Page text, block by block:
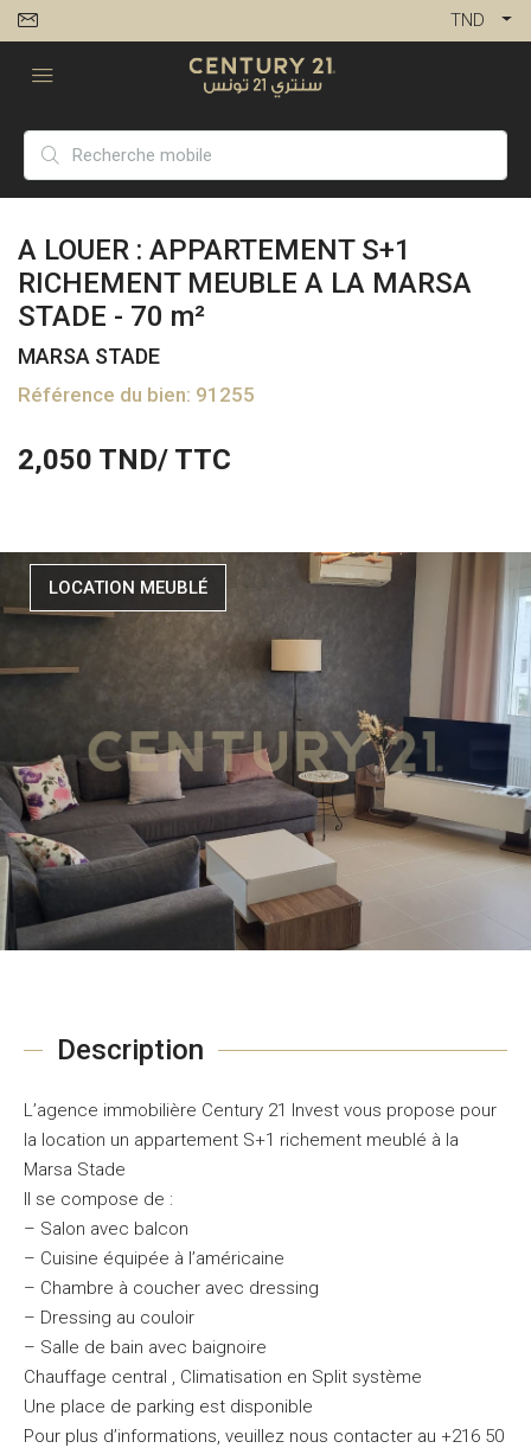
TND
A LOUER : APPARTEMENT S+1
RICHEMENT MEUBLE A LA MARSA
STADE - 70 m²
MARSA STADE
Référence du bien: 91255
2,050 TND/ TTC
LOCATION MEUBLÉ
Description
L’agence immobilière Century 21 Invest vous propose pour
la location un appartement S+1 richement meublé à la
Marsa Stade
Il se compose de :
– Salon avec balcon
– Cuisine équipée à l’américaine
– Chambre à coucher avec dressing
– Dressing au couloir
– Salle de bain avec baignoire
Chauffage central , Climatisation en Split système
Une place de parking est disponible
Pour plus d’informations, veuillez nous contacter au +216 50